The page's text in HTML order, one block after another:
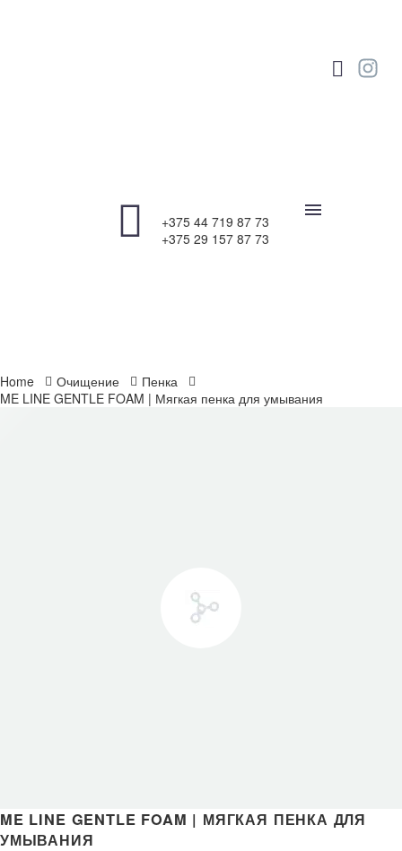
+375 44 719 87 73
+375 29 157 87 73
Home Очищение
Пенка
ME LINE GENTLE FOAM | Мягкая пенка для умывания
ME LINE GENTLE FOAM | МЯГКАЯ ПЕНКА ДЛЯ
УМЫВАНИЯ